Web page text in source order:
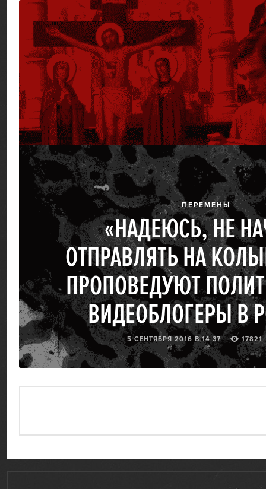
ПЕРЕМЕНЫ
«НАДЕЮСЬ, НЕ
ОТПРАВЛЯТЬ НА
ПРОПОВЕДУЮТ
ВИДЕОБЛОГЕРЫ В
5 СЕНТЯБРЯ 2016 В 14:37 17821